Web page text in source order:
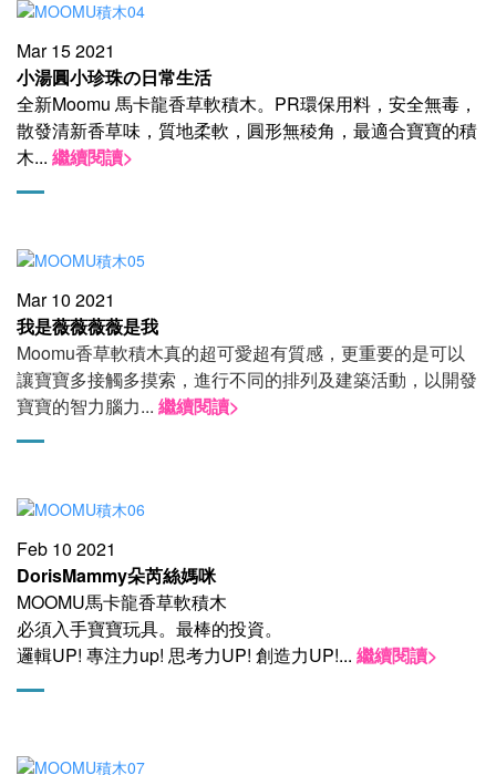
Mar 15 2021
小湯圓小珍珠の日常生活
全新Moomu 馬卡龍香草軟積木。PR環保用料，安全無毒，
散發清新香草味，質地柔軟，圓形無稜角，最適合寶寶的積
木... 繼續閱讀>
Mar 10 2021
我是薇薇薇薇是我
Moomu香草軟積木真的超可愛超有質感， 更重要的是可以
讓寶寶多接觸多摸索， 進行不同的排列及建築活動， 以開發
寶寶的智力腦力... 繼續閱讀>
Feb 10 2021
DorisMammy朵芮絲媽咪
MOOMU馬卡龍香草軟積木
必須入手寶寶玩具。最棒的投資。
邏輯UP! 專注力up! 思考力UP! 創造力UP!... 繼續閱讀>